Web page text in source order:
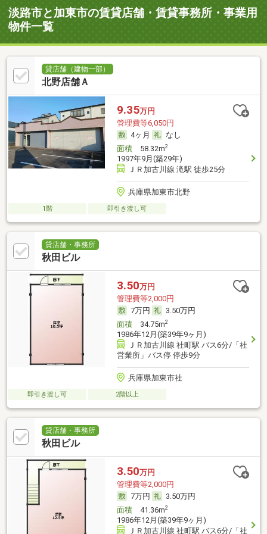
淡路市と加東市の賃貸店舗・賃貸事務所・事業用
物件一覧
貸店舗（建物一部）
北野店舗Ａ
9.35万円
管理費等6,050円
4ヶ月
なし
面積58.32m2
1997年9月(築29年)
ＪＲ加古川線 滝駅 徒歩25分
兵庫県加東市北野
1階 即引き渡し可
貸店舗・事務所
秋田ビル
3.50万円
管理費等2,000円
7万円
3.50万円
面積34.75m2
1986年12月(築39年9ヶ月)
ＪＲ加古川線 社町駅 バス6分/「社
営業所」バス停 停歩9分
兵庫県加東市社
即引き渡し可 2階以上
貸店舗・事務所
秋田ビル
3.50万円
管理費等2,000円
7万円
3.50万円
面積41.36m2
1986年12月(築39年9ヶ月)
ＪＲ加古川線 社町駅 バス6分/「社